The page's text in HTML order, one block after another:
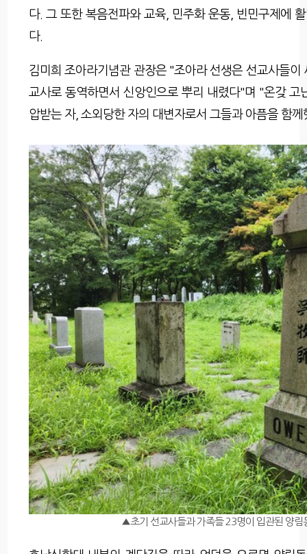
다. 그 또한 복음전파와 교육, 민주화 운동, 빈민구제에
다.
김미희 조아라기념관 관장은 "조아라 선생은 선교사들
교사로 동역하면서 신앙인으로 뿌리 내렸다"며 "온갖 고
압받는 자, 소외당한 자의 대변자로서 그들과 아픔을 함
▲초기 선교사들과 가족들 23명이 입관된 양